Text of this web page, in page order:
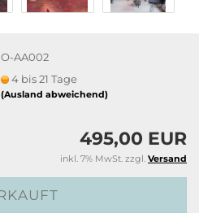
O-AA002
4 bis 21 Tage
(Ausland abweichend)
495,00 EUR
inkl. 7% MwSt. zzgl. Versand